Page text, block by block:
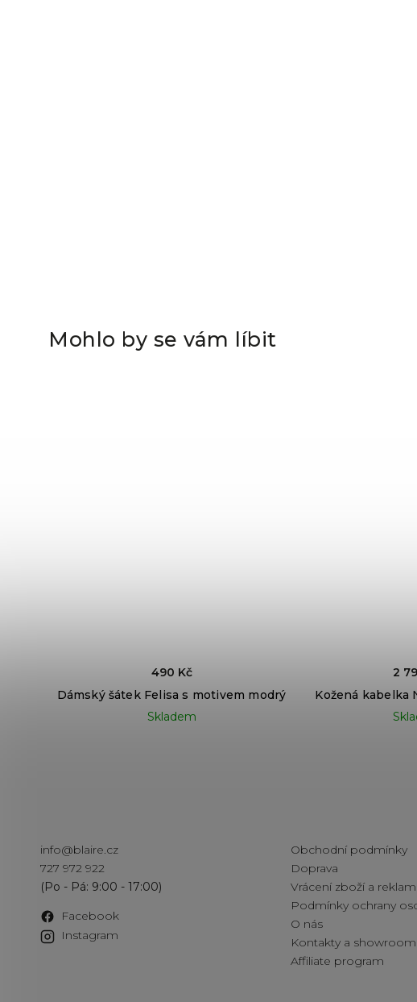
Mohlo by se vám líbit
Dámský šátek Felisa s motivem modrý
Skladem
490 Kč
Kožená kabelka
2
info@blaire.cz
727 972 922
Facebook
Instagram
Obchodní podmínky
Doprava
Vrácení zboží a
Podmínky ochrany
O nás
Kontakty a showroom
Affiliate program